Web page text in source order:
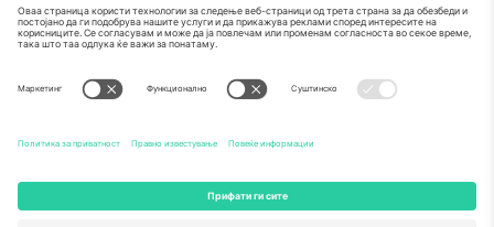
Mexico
Av Chapultepec 360, Roma
Norte, Cuauhtémoc, 06700
Ciudad de México, CDMX,
разликува во зависност од локацијата, настанот и/или доменот.
За детали, проверете ја конкретната страница на настанот.,